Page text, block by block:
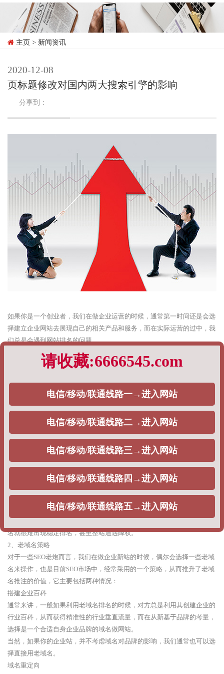
主页 > 新闻资讯
2020-12-08
页标题修改对国内两大搜索引擎的影响
分享到：
如果你是一个创业者，我们在做企业运营的时候，通常第一时间还是会选
择建立企业网站去展现自己的相关产品和服务，而在实际运营的过中，我
们总是会遇到网站排名的问题。
特别是对于新站，很多企业主都希望找到一个靠谱的优化方式，但根据以
往的实际运营策略，有的时候我们真的很难给出统一的标准答案，这一切
根据以往企业网站排名优化的经验，PageAdmin专业建站团队，将通过如
1、快速排名
对于一些刚入SEO行业的企业主而言，对方实际上是不清楚快速排名策略
与SEO之间的关系是什么，通常而言，从目前来看，目前市面上大量的
SEO公司都会选择这个策略，去给自己的用户做排名，一般分为如下两种
情况，主要包括：
单词快排：通常是按天计费，一个词多少钱，一般在5块钱左右。
整站权重：利用快排策略，刷企业网站的整站指数排名，提升整站关键词
排名，出权重，一般不同公司根据获得权重不同，给出的报价不同。
优点：根据企业排名的时效性需求，可以在相对较短的时间周期出排名。
缺点：由于采用的优化策略问题，每当搜索引擎算法调整的时候，网站排
名就很难出现稳定排名，甚至整站遭遇降权。
2、老域名策略
对于一些SEO老炮而言，我们在做企业新站的时候，偶尔会选择一些老域
名来操作，也是目前SEO市场中，经常采用的一个策略，从而推升了老域
名抢注的价值，它主要包括两种情况：
搭建企业百科
通常来讲，一般如果利用老域名排名的时候，对方总是利用其创建企业的
行业百科，从而获得精准性的行业垂直流量，而在从新基于品牌的考量，
选择是一个合适自身企业品牌的域名做网站。
当然，如果你的企业站，并不考虑域名对品牌的影响，我们通常也可以选
择直接用老域名。
域名重定向